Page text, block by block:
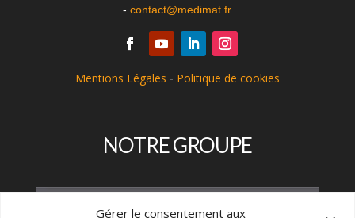
Gérer le consentement aux
-contact@medimat.fr
Mentions Légales - Politique de cookies
NOTRE GROUPE